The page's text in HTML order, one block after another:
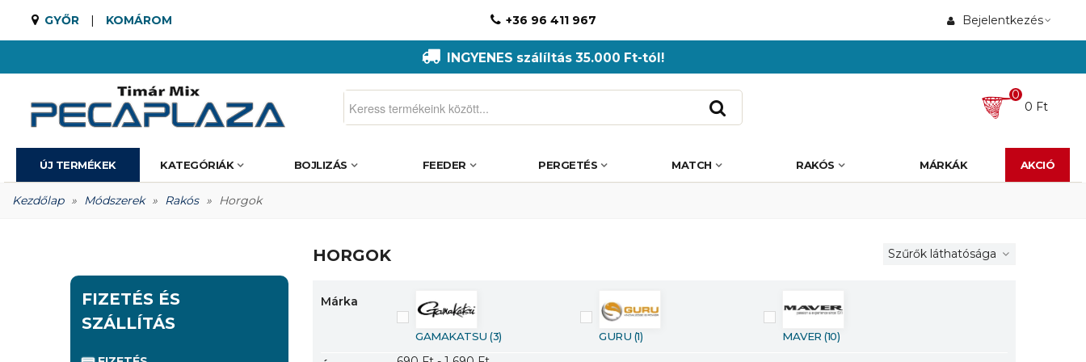
GYŐR | KOMÁROM +36 96 411 967 Bejelentkezés
INGYENES szálíltás 35.000 Ft-tól!
0
0 Ft
ÚJ TERMÉKEK KATEGÓRIÁK BOJLIZÁS FEEDER PERGETÉS MATCH RAKÓS MÁRKÁK AKCIÓ
Kezdőlap » Módszerek » Rakós » Horgok
FIZETÉS ÉS
SZÁLLÍTÁS
HORGOK Szűrők láthatósága
Márka
GAMAKATSU (3) GURU (1) MAVER (10)